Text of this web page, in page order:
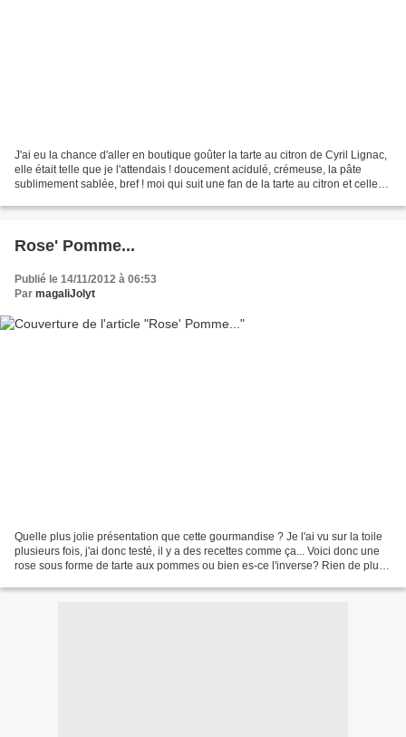
J'ai eu la chance d'aller en boutique goûter la tarte au citron de Cyril Lignac,
elle était telle que je l'attendais ! doucement acidulé, crémeuse, la pâte
sublimement sablée, bref ! moi qui suit une fan de la tarte au citron et celle
Rose' Pomme...
Publié le 14/11/2012 à 06:53
Par magaliJolyt
Quelle plus jolie présentation que cette gourmandise ? Je l'ai vu sur la toile
plusieurs fois, j'ai donc testé, il y a des recettes comme ça... Voici donc une
rose sous forme de tarte aux pommes ou bien es-ce l'inverse? Rien de plus